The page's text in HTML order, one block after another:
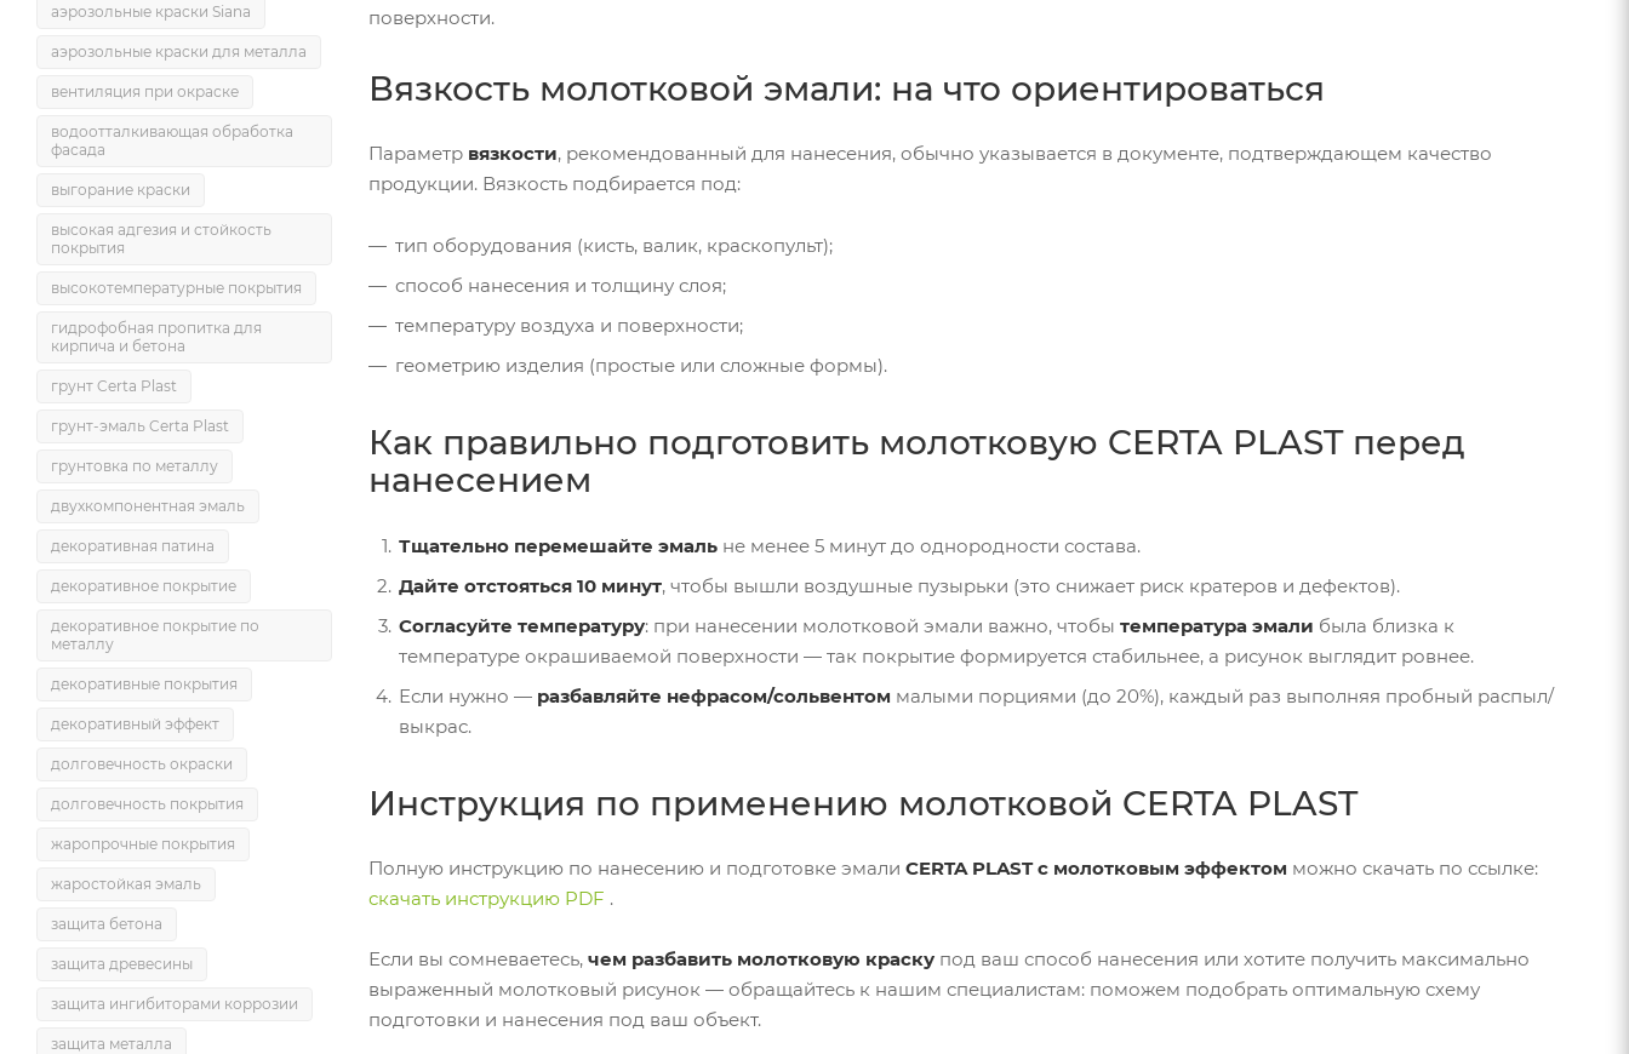
поверхности.
Вязкость молотковой эмали: на что ориентироваться
Параметр вязкости, рекомендованный для нанесения, обычно указывается в документе, подтверждающем качество
продукции. Вязкость подбирается под:
тип оборудования (кисть, валик, краскопульт);
способ нанесения и толщину слоя;
температуру воздуха и поверхности;
геометрию изделия (простые или сложные формы).
Как правильно подготовить молотковую CERTA PLAST перед
нанесением
Тщательно перемешайте эмаль не менее 5 минут до однородности состава.
Дайте отстояться 10 минут, чтобы вышли воздушные пузырьки (это снижает риск кратеров и дефектов).
Согласуйте температуру: при нанесении молотковой эмали важно, чтобы температура эмали была близка к
температуре окрашиваемой поверхности — так покрытие формируется стабильнее, а рисунок выглядит ровнее.
Если нужно — разбавляйте нефрасом/сольвентом малыми порциями (до 20%), каждый раз выполняя пробный распыл/
выкрас.
Инструкция по применению молотковой CERTA PLAST
Полную инструкцию по нанесению и подготовке эмали CERTA PLAST с молотковым эффектом можно скачать по ссылке:
скачать инструкцию PDF .
Если вы сомневаетесь, чем разбавить молотковую краску под ваш способ нанесения или хотите получить максимально
выраженный молотковый рисунок — обращайтесь к нашим специалистам: поможем подобрать оптимальную схему
подготовки и нанесения под ваш объект.
аэрозольные краски Siana
аэрозольные краски для металла
вентиляция при окраске
водоотталкивающая обработка
фасада
выгорание краски
высокая адгезия и стойкость
покрытия
высокотемпературные покрытия
гидрофобная пропитка для
кирпича и бетона
грунт Certa Plast
грунт-эмаль Certa Plast
грунтовка по металлу
двухкомпонентная эмаль
декоративная патина
декоративное покрытие
декоративное покрытие по
металлу
декоративные покрытия
декоративный эффект
долговечность окраски
долговечность покрытия
жаропрочные покрытия
жаростойкая эмаль
защита бетона
защита древесины
защита ингибиторами коррозии
защита металла